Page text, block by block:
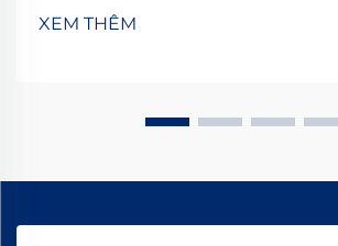
để làm cho chúng dễ chịu hơn khi
đẹp hơn tổng thể. Các xử lý này thực
XEM THÊM